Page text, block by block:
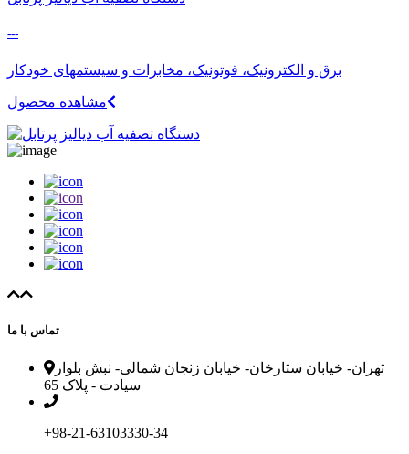
---
برق و الکترونیک، فوتونیک، مخابرات و سیستمهای خودکار
مشاهده محصول
تماس با ما
تهران- خیابان ستارخان- خیابان زنجان شمالی- نبش بلوار
سیادت - پلاک 65
‎+98-21-63103330-34